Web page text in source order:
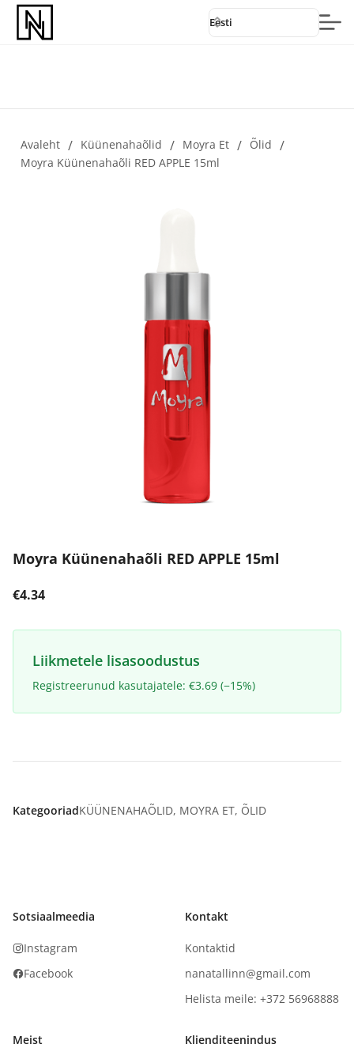
Eesti
Avaleht / Küünenahaõlid / Moyra Et / Õlid /
Moyra Küünenahaõli RED APPLE 15ml
Moyra Küünenahaõli RED APPLE 15ml
€4.34
Liikmetele lisasoodustus
Registreerunud kasutajatele: €3.69 (−15%)
KategooriadKÜÜNENAHAÕLID, MOYRA ET, ÕLID
Sotsiaalmeedia
Instagram
Facebook
Kontakt
Kontaktid
nanatallinn@gmail.com
Helista meile: +372 56968888
Meist Klienditeenindus